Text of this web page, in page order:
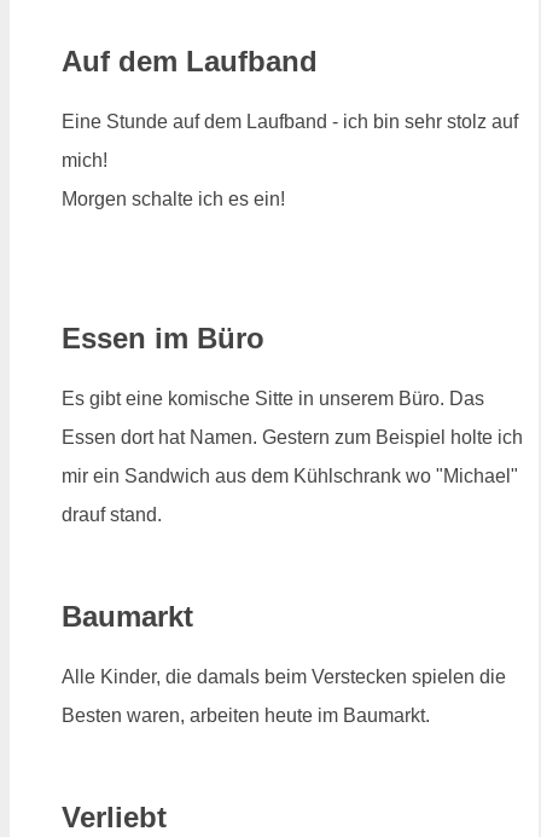
Auf dem Laufband
Eine Stunde auf dem Laufband - ich bin sehr stolz auf
mich!
Morgen schalte ich es ein!
Essen im Büro
Es gibt eine komische Sitte in unserem Büro. Das
Essen dort hat Namen. Gestern zum Beispiel holte ich
mir ein Sandwich aus dem Kühlschrank wo "Michael"
drauf stand.
Baumarkt
Alle Kinder, die damals beim Verstecken spielen die
Besten waren, arbeiten heute im Baumarkt.
Verliebt